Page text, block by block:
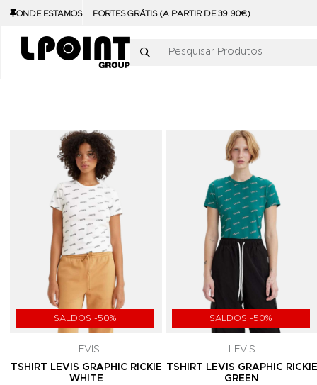
ONDE ESTAMOS PORTES GRÁTIS (A PARTIR DE 39.90€)
Pesquisar Produtos
SALDOS -50%
Adicionar aos Favoritos
LEVIS
TSHIRT LEVIS GRAPHIC RICKIE
WHITE
SALDOS -50%
LEVIS
TSHIRT LEVIS GRAPHIC RICKIE
GREEN